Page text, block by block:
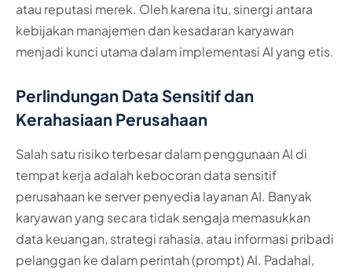
atau reputasi merek. Oleh karena itu, sinergi antara
kebijakan manajemen dan kesadaran karyawan
menjadi kunci utama dalam implementasi AI yang etis.
Perlindungan Data Sensitif dan
Kerahasiaan Perusahaan
Salah satu risiko terbesar dalam penggunaan AI di
tempat kerja adalah kebocoran data sensitif
perusahaan ke server penyedia layanan AI. Banyak
karyawan yang secara tidak sengaja memasukkan
data keuangan, strategi rahasia, atau informasi pribadi
pelanggan ke dalam perintah (prompt) AI. Padahal,